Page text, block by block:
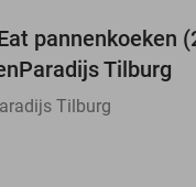
pannenkoeken
Tilburg
Tilburg